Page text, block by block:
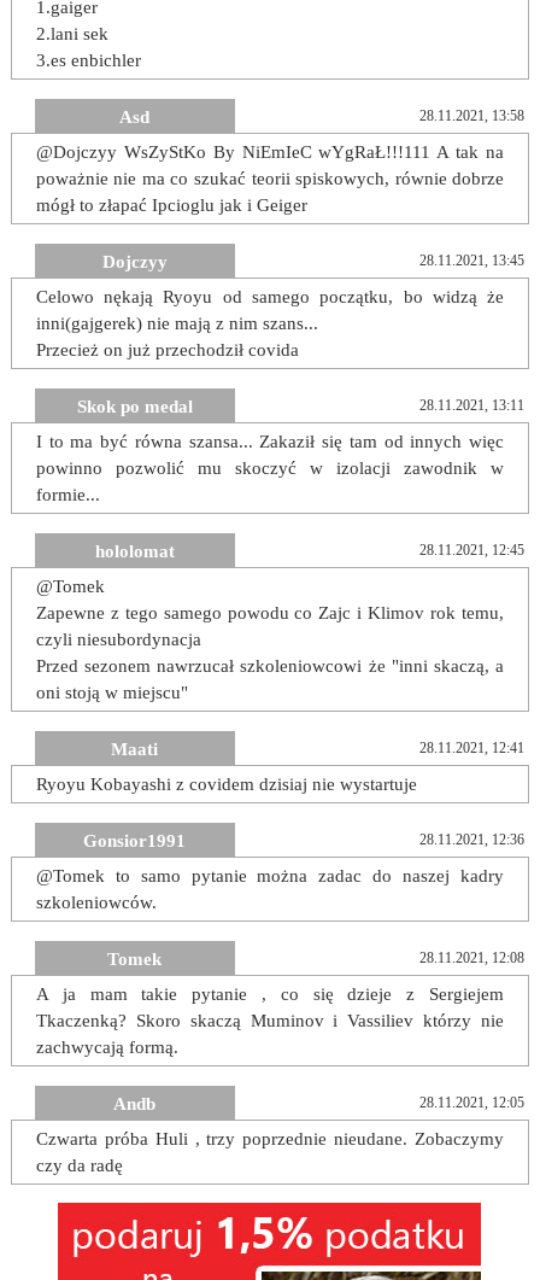
1.gaiger
2.lani sek
3.es enbichler
Asd 28.11.2021, 13:58
@Dojczyy WsZyStKo By NiEmIeC wYgRaŁ!!!111 A tak na
poważnie nie ma co szukać teorii spiskowych, równie dobrze
mógł to złapać Ipcioglu jak i Geiger
Dojczyy 28.11.2021, 13:45
Celowo nękają Ryoyu od samego początku, bo widzą że
inni(gajgerek) nie mają z nim szans...
Przecież on już przechodził covida
Skok po medal 28.11.2021, 13:11
I to ma być równa szansa... Zakaził się tam od innych więc
powinno pozwolić mu skoczyć w izolacji zawodnik w
formie...
hololomat 28.11.2021, 12:45
@Tomek
Zapewne z tego samego powodu co Zajc i Klimov rok temu,
czyli niesubordynacja
Przed sezonem nawrzucał szkoleniowcowi że "inni skaczą, a
oni stoją w miejscu"
Maati 28.11.2021, 12:41
Ryoyu Kobayashi z covidem dzisiaj nie wystartuje
Gonsior1991 28.11.2021, 12:36
@Tomek to samo pytanie można zadac do naszej kadry
szkoleniowców.
Tomek 28.11.2021, 12:08
A ja mam takie pytanie , co się dzieje z Sergiejem
Tkaczenką? Skoro skaczą Muminov i Vassiliev którzy nie
zachwycają formą.
Andb 28.11.2021, 12:05
Czwarta próba Huli , trzy poprzednie nieudane. Zobaczymy
czy da radę